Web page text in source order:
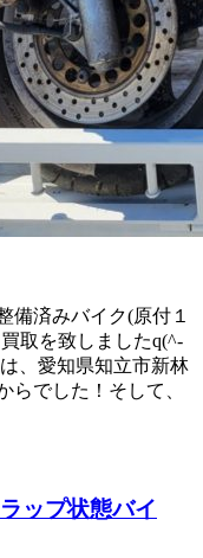
備済みバイク(原付１
取を致しましたq(^-
、愛知県知立市新林
らでした！そして、
ップ状態バイ